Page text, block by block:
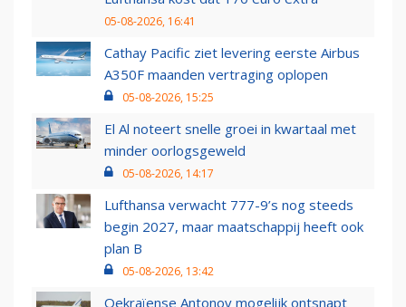
05-08-2026, 16:41
Cathay Pacific ziet levering eerste Airbus
A350F maanden vertraging oplopen
05-08-2026, 15:25
El Al noteert snelle groei in kwartaal met
minder oorlogsgeweld
05-08-2026, 14:17
Lufthansa verwacht 777-9’s nog steeds
begin 2027, maar maatschappij heeft ook
plan B
05-08-2026, 13:42
Oekraïense Antonov mogelijk ontsnapt